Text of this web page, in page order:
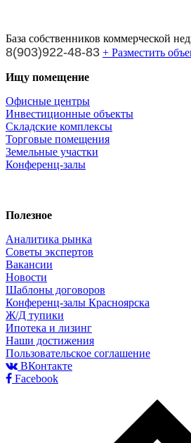
База собственников коммерческой
8(903)922-48-83 + Разместить
Ищу помещение
Офисные центры
Инвестиционные объекты
Складские комплексы
Торговые помещения
Земельные участки
Конференц-залы
Полезное
Аналитика рынка
Советы экспертов
Вакансии
Новости
Шаблоны договоров
Конференц-залы Красноярска
Ж/Д тупики
Ипотека и лизинг
Наши достижения
Пользовательское соглашение
ВКонтакте
Facebook